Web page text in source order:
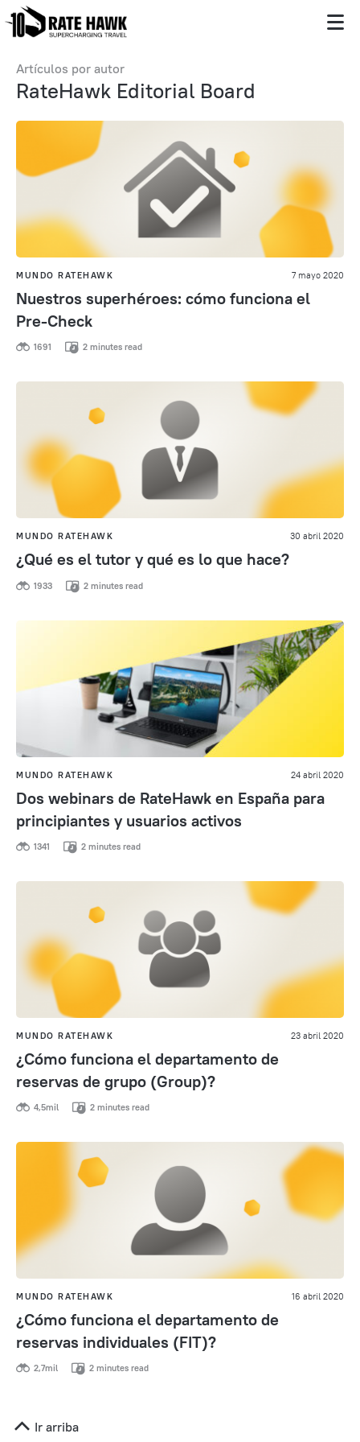
Artículos por autor
RateHawk Editorial Board
MUNDO RATEHAWK 7 mayo 2020
Nuestros superhéroes: cómo funciona el
Pre-Check
1691 2 minutes read
MUNDO RATEHAWK 30 abril 2020
¿Qué es el tutor y qué es lo que hace?
1933 2 minutes read
MUNDO RATEHAWK 24 abril 2020
Dos webinars de RateHawk en España para
principiantes y usuarios activos
1341 2 minutes read
MUNDO RATEHAWK 23 abril 2020
¿Cómo funciona el departamento de
reservas de grupo (Group)?
4,5mil 2 minutes read
MUNDO RATEHAWK 16 abril 2020
¿Cómo funciona el departamento de
reservas individuales (FIT)?
2,7mil 2 minutes read
Ir arriba